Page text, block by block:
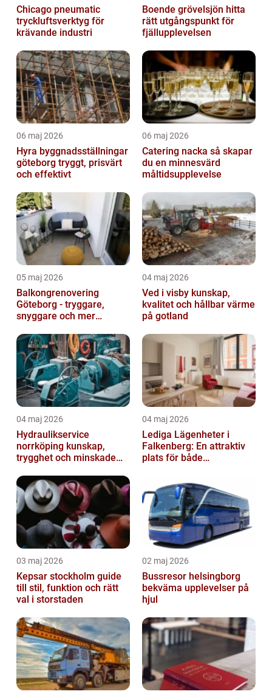
Chicago pneumatic
tryckluftsverktyg för
krävande industri
Boende grövelsjön hitta
rätt utgångspunkt för
fjällupplevelsen
06 maj 2026
Hyra byggnadsställningar
göteborg tryggt, prisvärt
och effektivt
06 maj 2026
Catering nacka så skapar
du en minnesvärd
måltidsupplevelse
05 maj 2026
Balkongrenovering
Göteborg - tryggare,
snyggare och mer
04 maj 2026
Ved i visby kunskap,
kvalitet och hållbar värme
på gotland
04 maj 2026
Hydraulikservice
norrköping kunskap,
trygghet och minskade
04 maj 2026
Lediga Lägenheter i
Falkenberg: En attraktiv
plats för både
semesterfirare
03 maj 2026
Kepsar stockholm guide
till stil, funktion och rätt
val i storstaden
02 maj 2026
Bussresor helsingborg
bekväma upplevelser på
hjul